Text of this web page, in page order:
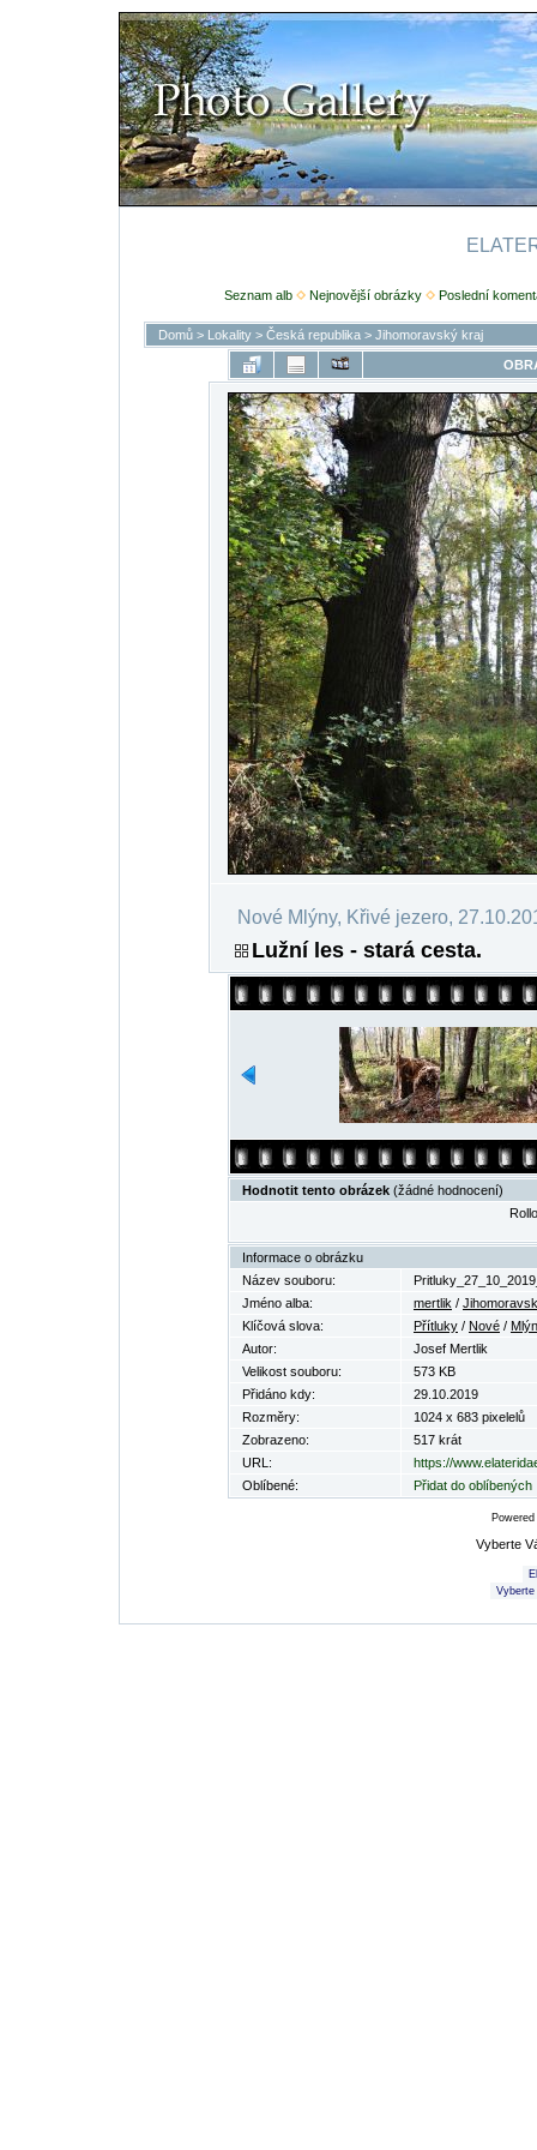
Seznam alb Nejnovější obrázky Poslední
Domů> Lokality> Česká republika> Jihomoravský kraj
Nové Mlýny, Křivé jezero,
Lužní les - stará cesta.
Hodnotit tento obrázek (žádné hodnocení)
Informace o obrázku
Název souboru:
Jméno alba:
mertlik /
Klíčová slova:
Přítluky / Nové /
Autor:
Josef Mertlik
Velikost souboru:
573 KB
Přidáno kdy:
29.10.2019
Rozměry:
1024 x 683 pixelelů
Zobrazeno:
517 krát
URL:
https://
Oblíbené:
Přidat do oblíbených
Vyberte